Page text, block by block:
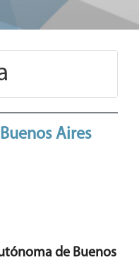
Aires
de Buenos